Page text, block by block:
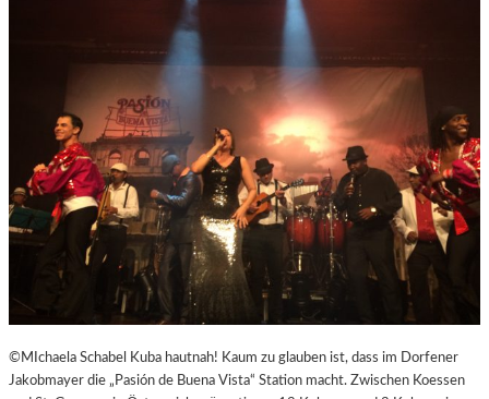
©MIchaela Schabel Kuba hautnah! Kaum zu glauben ist, dass im Dorfener
Jakobmayer die „Pasión de Buena Vista“ Station macht. Zwischen Koessen